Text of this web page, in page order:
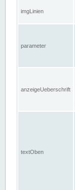
imgLinien
parameter
anzeigeUeberschrift
textOben